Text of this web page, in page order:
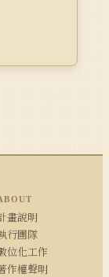
畫說明
行團隊
位化工作
作權聲明